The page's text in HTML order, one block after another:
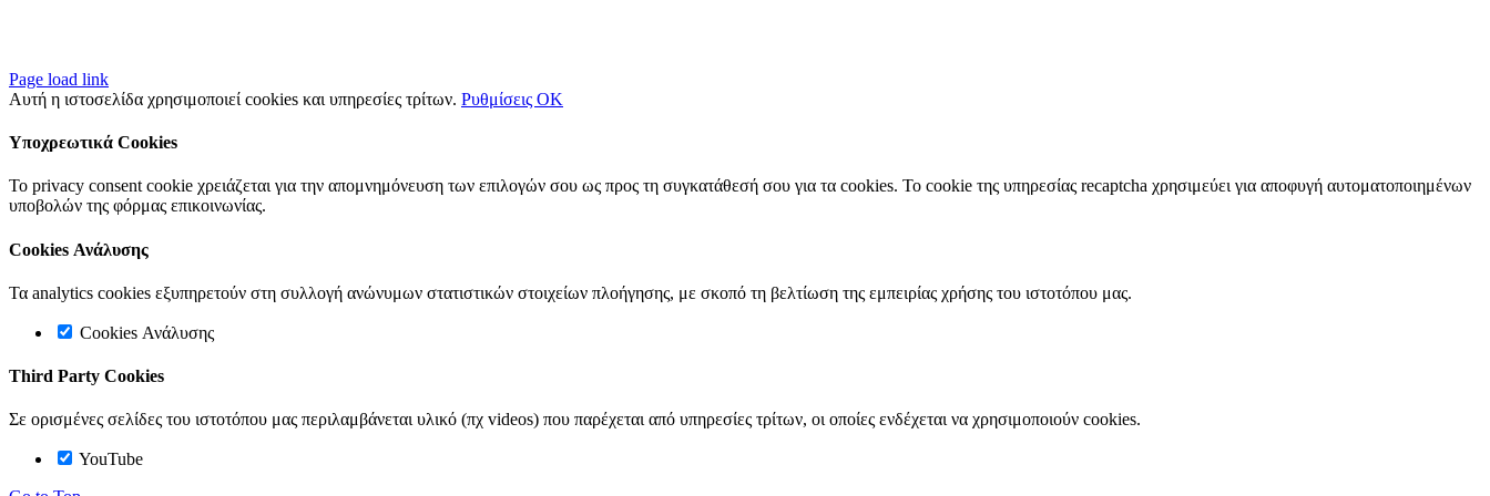
Page load link
Αυτή η ιστοσελίδα χρησιμοποιεί cookies και υπηρεσίες τρίτων. Ρυθμίσεις OK
Υποχρεωτικά Cookies
Το privacy consent cookie χρειάζεται για την απομνημόνευση των επιλογών σου ως προς τη συγκατάθεσή σου για τα cookies. Το cookie της υπηρεσίας recaptcha χρησιμεύει για αποφυγή αυτοματοποιημένων
υποβολών της φόρμας επικοινωνίας.
Cookies Ανάλυσης
Τα analytics cookies εξυπηρετούν στη συλλογή ανώνυμων στατιστικών στοιχείων πλοήγησης, με σκοπό τη βελτίωση της εμπειρίας χρήσης του ιστοτόπου μας.
Cookies Ανάλυσης
Third Party Cookies
Σε ορισμένες σελίδες του ιστοτόπου μας περιλαμβάνεται υλικό (πχ videos) που παρέχεται από υπηρεσίες τρίτων, οι οποίες ενδέχεται να χρησιμοποιούν cookies.
YouTube